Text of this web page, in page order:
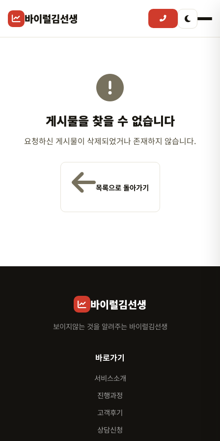
바이럴김선생
게시물을 찾을 수 없습니다
요청하신 게시물이 삭제되었거나 존재하지 않습니다.
목록으로 돌아가기
바이럴김선생
보이지않는 것을 알려주는 바이럴김선생
바로가기
서비스소개
진행과정
고객후기
상담신청